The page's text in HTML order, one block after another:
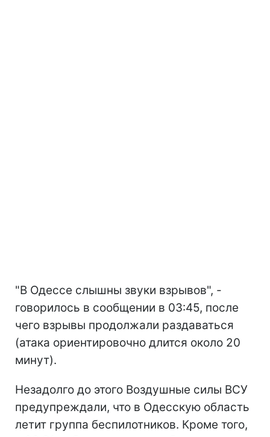
"В Одессе слышны звуки взрывов", -
говорилось в сообщении в 03:45, после
чего взрывы продолжали раздаваться
(атака ориентировочно длится около 20
минут).
Незадолго до этого Воздушные силы ВСУ
предупреждали, что в Одесскую область
летит группа беспилотников. Кроме того,